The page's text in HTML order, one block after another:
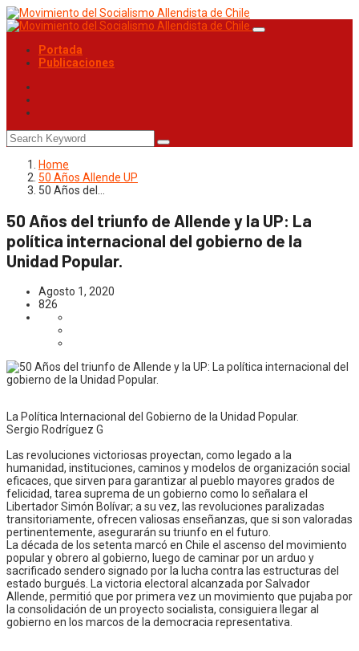
Portada
Publicaciones
Home
50 Años Allende UP
50 Años del…
50 Años del triunfo de Allende y la UP: La
política internacional del gobierno de la
Unidad Popular.
Agosto 1, 2020
826
La Política Internacional del Gobierno de la Unidad Popular.
Sergio Rodríguez G
Las revoluciones victoriosas proyectan, como legado a la
humanidad, instituciones, caminos y modelos de organización social
eficaces, que sirven para garantizar al pueblo mayores grados de
felicidad, tarea suprema de un gobierno como lo señalara el
Libertador Simón Bolívar; a su vez, las revoluciones paralizadas
transitoriamente, ofrecen valiosas enseñanzas, que si son valoradas
pertinentemente, asegurarán su triunfo en el futuro.
La década de los setenta marcó en Chile el ascenso del movimiento
popular y obrero al gobierno, luego de caminar por un arduo y
sacrificado sendero signado por la lucha contra las estructuras del
estado burgués. La victoria electoral alcanzada por Salvador
Allende, permitió que por primera vez un movimiento que pujaba por
la consolidación de un proyecto socialista, consiguiera llegar al
gobierno en los marcos de la democracia representativa.